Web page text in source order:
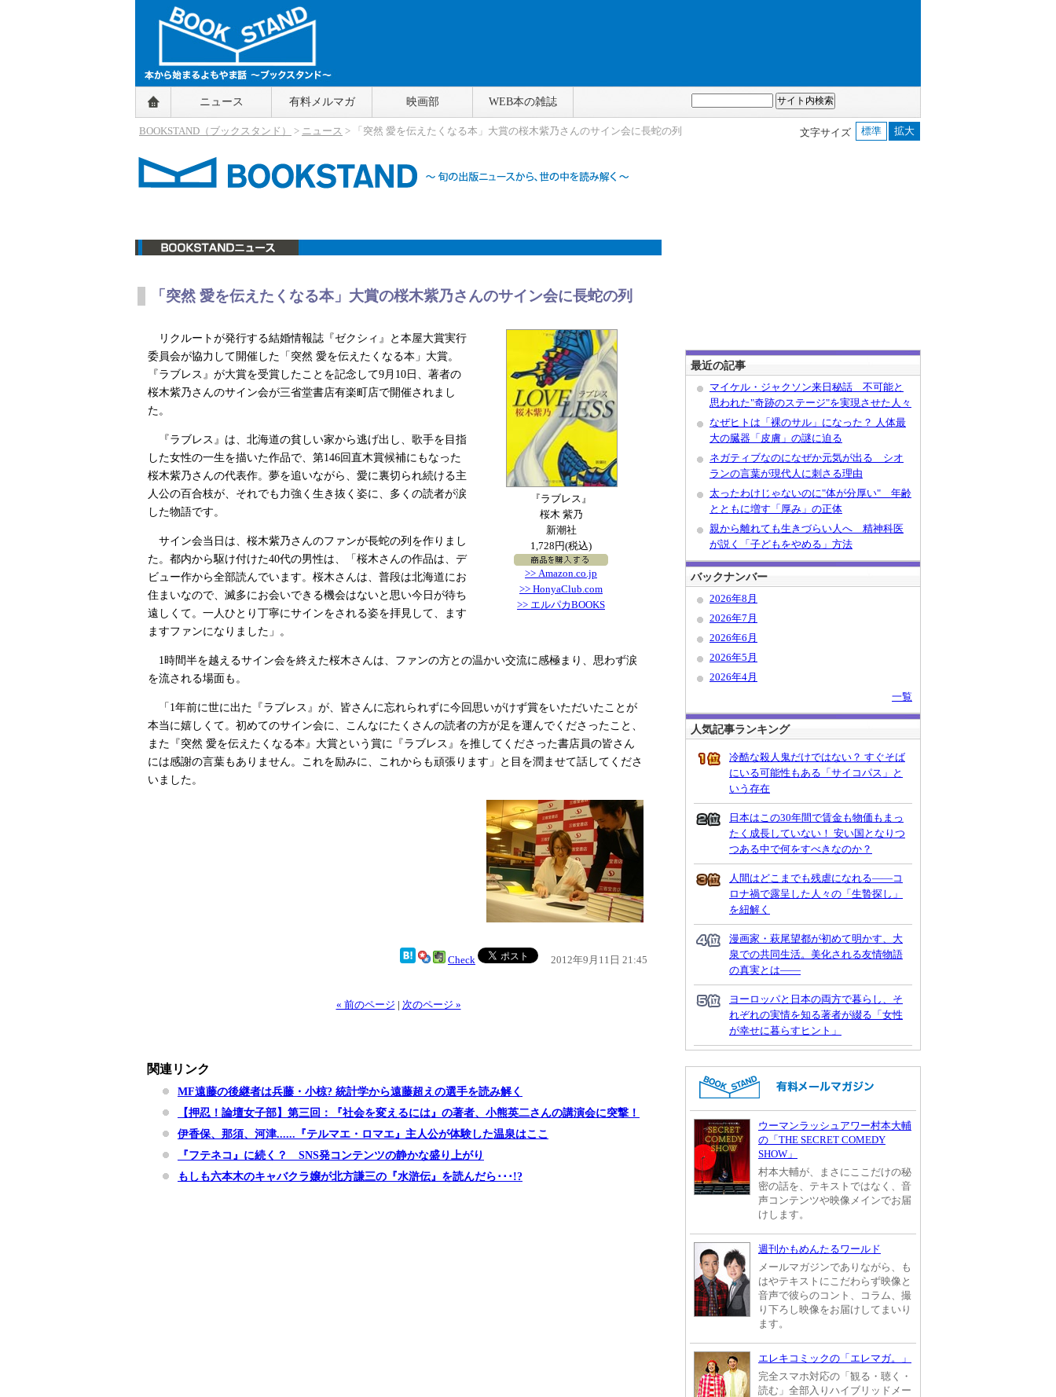
BOOKSTAND（ブックスタンド）
～本から始まるよもやま話～
BOOKSTAND（ブ
ニュース 有料メルマガ 映画部 WEB本の雑誌
文字サイズ 標準 拡大
BOOKSTAND（ブックスタンド） > ニュース > 「突然 愛を伝えたくなる本」大賞の桜木紫乃さんのサイン会に長蛇の列
「突然 愛を伝えたくなる本」大賞の桜木紫乃さんのサイン会に長蛇の列
『ラブレス』
桜木 紫乃
新潮社
1,728円(税込)
>> Amazon.co.jp
>> HonyaClub.com
>> エルパカBOOKS
リクルートが発行する結婚情報誌『ゼクシィ』と本屋大賞実行
委員会が協力して開催した「突然 愛を伝えたくなる本」大賞。
『ラブレス』が大賞を受賞したことを記念して9月10日、著者の
桜木紫乃さんのサイン会が三省堂書店有楽町店で開催されまし
た。
『ラブレス』は、北海道の貧しい家から逃げ出し、歌手を目指
した女性の一生を描いた作品で、第146回直木賞候補にもなった
桜木紫乃さんの代表作。夢を追いながら、愛に裏切られ続ける主
人公の百合枝が、それでも力強く生き抜く姿に、多くの読者が涙
した物語です。
サイン会当日は、桜木紫乃さんのファンが長蛇の列を作りまし
た。都内から駆け付けた40代の男性は、「桜木さんの作品は、デ
ビュー作から全部読んでいます。桜木さんは、普段は北海道にお
住まいなので、滅多にお会いできる機会はないと思い今日が待ち
遠しくて。一人ひとり丁寧にサインをされる姿を拝見して、ます
ますファンになりました」。
1時間半を越えるサイン会を終えた桜木さんは、ファンの方との温かい交流に感極まり、思わず涙
を流される場面も。
「1年前に世に出た『ラブレス』が、皆さんに忘れられずに今回思いがけず賞をいただいたことが
本当に嬉しくて。初めてのサイン会に、こんなにたくさんの読者の方が足を運んでくださったこと、
また『突然 愛を伝えたくなる本』大賞という賞に『ラブレス』を推してくださった書店員の皆さん
には感謝の言葉もありません。これを励みに、これからも頑張ります」と目を潤ませて話してくださ
いました。
Check 2012年9月11日 21:45
« 前のページ | 次のページ »
関連リンク
MF遠藤の後継者は兵藤・小椋? 統計学から遠藤超えの選手を読み解く
【押忍！論壇女子部】第三回：『社会を変えるには』の著者、小熊英二さんの講演会に突撃！
伊香保、那須、河津......『テルマエ・ロマエ』主人公が体験した温泉はここ
『フテネコ』に続く？ SNS発コンテンツの静かな盛り上がり
もしも六本木のキャバクラ嬢が北方謙三の『水滸伝』を読んだら･･･!?
最近の記事
マイケル・ジャクソン来日秘話 不可能と
思われた"奇跡のステージ"を実現させた人々
なぜヒトは「裸のサル」になった？ 人体最
大の臓器「皮膚」の謎に迫る
ネガティブなのになぜか元気が出る シオ
ランの言葉が現代人に刺さる理由
太ったわけじゃないのに"体が分厚い" 年齢
とともに増す「厚み」の正体
親から離れても生きづらい人へ 精神科医
が説く「子どもをやめる」方法
バックナンバー
2026年8月
2026年7月
2026年6月
2026年5月
2026年4月
一覧
人気記事ランキング
冷酷な殺人鬼だけではない？ すぐそば
にいる可能性もある「サイコパス」と
いう存在
日本はこの30年間で賃金も物価もまっ
たく成長していない！ 安い国となりつ
つある中で何をすべきなのか？
人間はどこまでも残虐になれる――コ
ロナ禍で露呈した人々の「生贄探し」
を紐解く
漫画家・萩尾望都が初めて明かす、大
泉での共同生活。美化される友情物語
の真実とは――
ヨーロッパと日本の両方で暮らし、そ
れぞれの実情を知る著者が綴る「女性
が幸せに暮らすヒント」
ウーマンラッシュアワー村本大輔
の「THE SECRET COMEDY
SHOW」
村本大輔が、まさにここだけの秘
密の話を、テキストではなく、音
声コンテンツや映像メインでお届
けします。
週刊かもめんたるワールド
メールマガジンでありながら、も
はやテキストにこだわらず映像と
音声で彼らのコント、コラム、撮
り下ろし映像をお届けしてまいり
ます。
エレキコミックの「エレマガ。」
完全スマホ対応の「観る・聴く・
読む」全部入りハイブリッドメー